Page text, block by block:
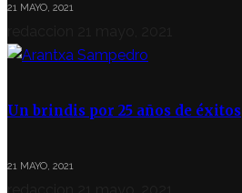
21 MAYO, 2021
Un brindis por 25 años de éxitos
21 MAYO, 2021